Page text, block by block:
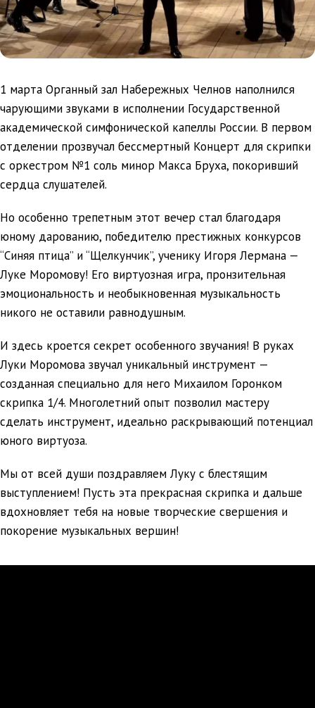
1 марта Органный зал Набережных Челнов наполнился
чарующими звуками в исполнении Государственной
академической симфонической капеллы России. В первом
отделении прозвучал бессмертный Концерт для скрипки
с оркестром №1 соль минор Макса Бруха, покоривший
сердца слушателей.
Но особенно трепетным этот вечер стал благодаря
юному дарованию, победителю престижных конкурсов
“Синяя птица” и “Щелкунчик”, ученику Игоря Лермана —
Луке Моромову! Его виртуозная игра, пронзительная
эмоциональность и необыкновенная музыкальность
никого не оставили равнодушным.
И здесь кроется секрет особенного звучания! В руках
Луки Моромова звучал уникальный инструмент —
созданная специально для него Михаилом Горонком
скрипка 1/4. Многолетний опыт позволил мастеру
сделать инструмент, идеально раскрывающий потенциал
юного виртуоза.
Мы от всей души поздравляем Луку с блестящим
выступлением! Пусть эта прекрасная скрипка и дальше
вдохновляет тебя на новые творческие свершения и
покорение музыкальных вершин!